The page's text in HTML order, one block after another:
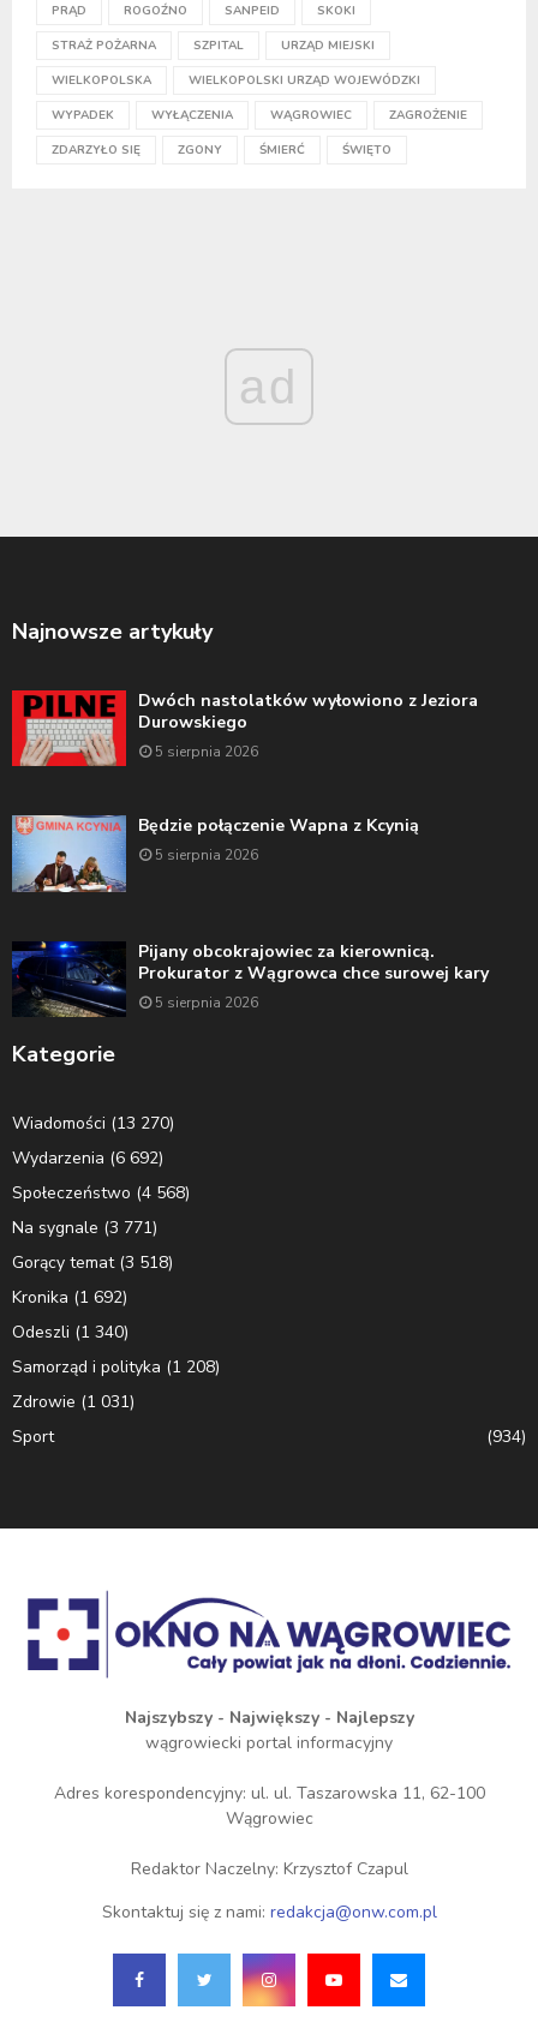
PRĄD ROGOŹNO SANPEID SKOKI
STRAŻ POŻARNA SZPITAL URZĄD MIEJSKI
WIELKOPOLSKA WIELKOPOLSKI URZĄD WOJEWÓDZKI
WYPADEK WYŁĄCZENIA WĄGROWIEC ZAGROŻENIE
ZDARZYŁO SIĘ ZGONY ŚMIERĆ ŚWIĘTO
ad
Najnowsze artykuły
Dwóch nastolatków wyłowiono z Jeziora
Durowskiego
5 sierpnia 2026
Będzie połączenie Wapna z Kcynią
5 sierpnia 2026
Pijany obcokrajowiec za kierownicą.
Prokurator z Wągrowca chce surowej kary
5 sierpnia 2026
Kategorie
Wiadomości (13 270)
Wydarzenia (6 692)
Społeczeństwo (4 568)
Na sygnale (3 771)
Gorący temat(3 518)
Kronika (1 692)
Odeszli (1 340)
Samorząd i polityka (1 208)
Zdrowie (1 031)
Sport
(934)
Najszybszy - Największy - Najlepszy
wągrowiecki portal informacyjny
Adres korespondencyjny: ul. ul. Taszarowska 11, 62-100
Wągrowiec
Redaktor Naczelny: Krzysztof Czapul
Skontaktuj się z nami: redakcja@onw.com.pl